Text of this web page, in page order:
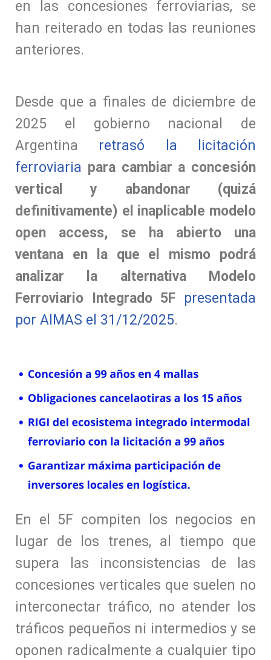
en las concesiones ferroviarias, se
han reiterado en todas las reuniones
anteriores.
Desde que a finales de diciembre de
2025 el gobierno nacional de
Argentina retrasó la licitación
ferroviaria para cambiar a concesión
vertical y abandonar (quizá
definitivamente) el inaplicable modelo
open access, se ha abierto una
ventana en la que el mismo podrá
analizar la alternativa Modelo
Ferroviario Integrado 5F presentada
por AIMAS el 31/12/2025.
En el 5F compiten los negocios en
lugar de los trenes, al tiempo que
supera las inconsistencias de las
concesiones verticales que suelen no
interconectar tráfico, no atender los
tráficos pequeños ni intermedios y se
oponen radicalmente a cualquier tipo